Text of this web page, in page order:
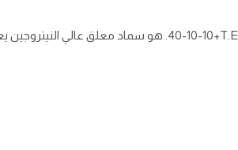
40-10-10+T.E. . هو سماد معلق عالي النيتروجين